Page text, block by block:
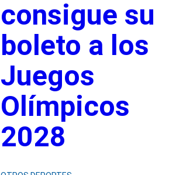
consigue su
boleto a los
Juegos
Olímpicos
2028